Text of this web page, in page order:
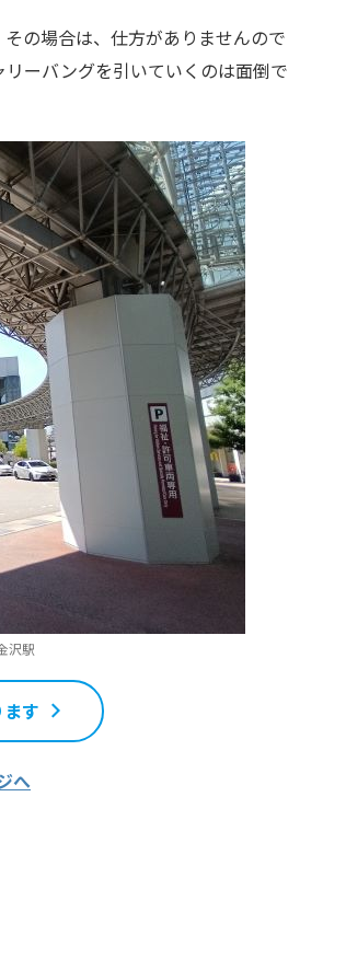
の場合は、仕方がありませんので
ーバングを引いていくのは面倒で
沢駅
す
へ